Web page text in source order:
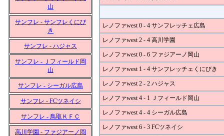
山
サンフレ - サンフレくにび
き
サンフレ - ハジャス
サンフレ - Ｊフィールド岡
山
サンフレ - シーガル広島
サンフレ - FCツネイシ
サンフレ - 鳥取ＫＦＣ
高川学園 - ファジアーノ岡
レノファwest 0 - 4 サンフレッチェ広島
レノファwest 2 - 4 高川学園
レノファwest 0 - 6 ファジアーノ岡山
レノファwest 1 - 4 サンフレッチェくにびき
レノファwest 2 - 2 ハジャス
レノファwest 4 - 1 Ｊフィールド岡山
レノファwest 4 - 4 シーガル広島
レノファwest 6 - 3 FCツネイシ